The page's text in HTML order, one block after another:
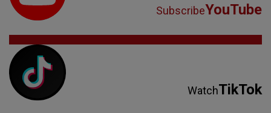
SubscribeYouTube
WatchTikTok